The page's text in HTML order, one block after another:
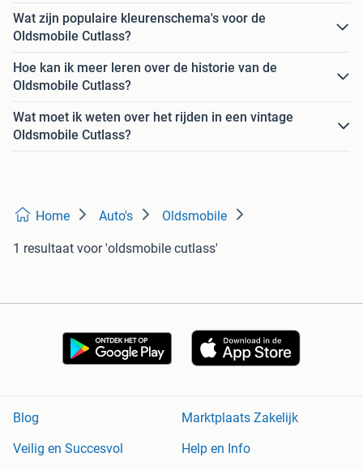
Wat zijn populaire kleurenschema's voor de
Oldsmobile Cutlass?
Hoe kan ik meer leren over de historie van de
Oldsmobile Cutlass?
Wat moet ik weten over het rijden in een vintage
Oldsmobile Cutlass?
Home Auto's Oldsmobile
1 resultaat voor 'oldsmobile cutlass'
Blog
Marktplaats Zakelijk
Veilig en Succesvol
Help en Info